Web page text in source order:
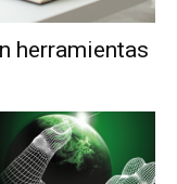
herramientas